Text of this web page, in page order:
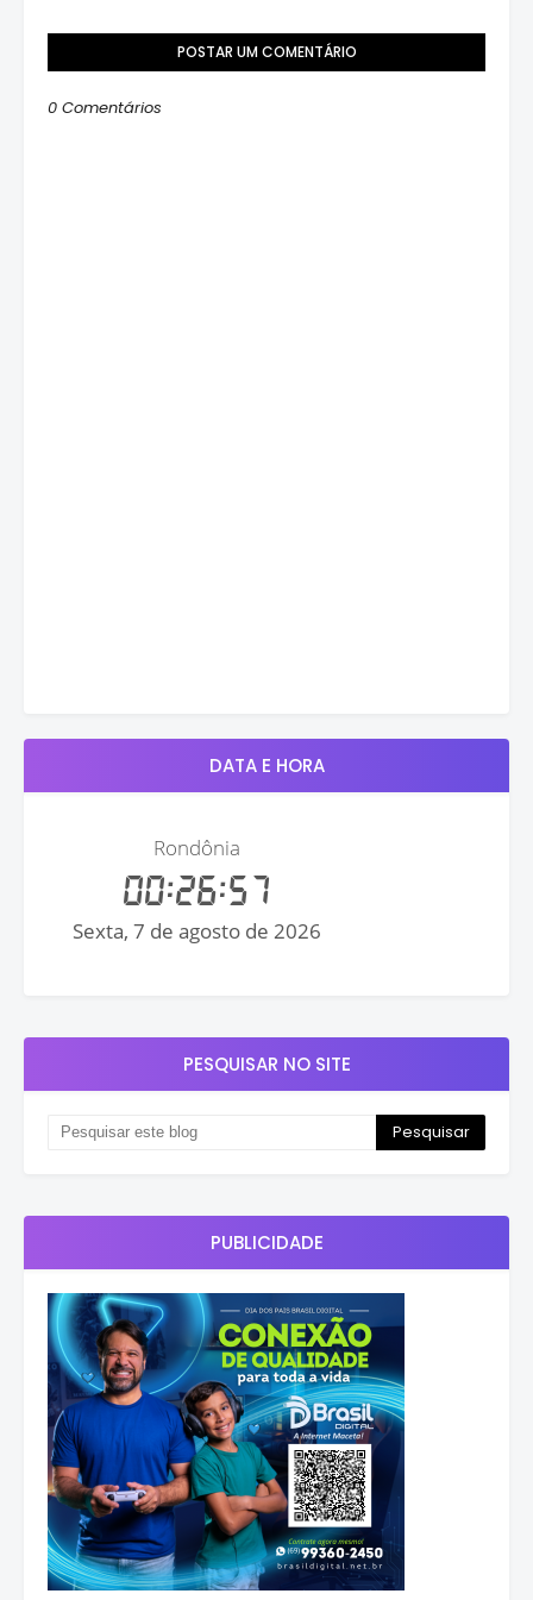
POSTAR UM COMENTÁRIO
0 Comentários
DATA E HORA
PESQUISAR NO SITE
PUBLICIDADE